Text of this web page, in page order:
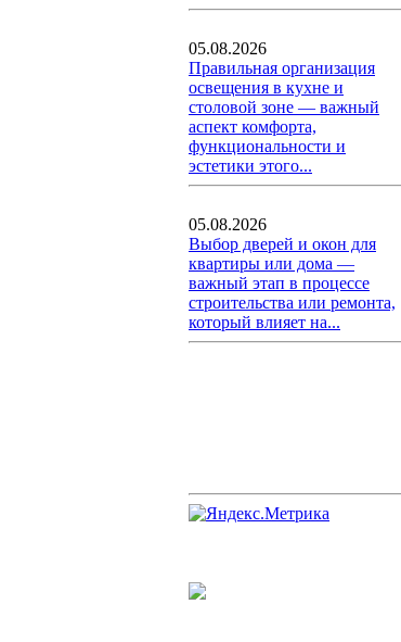
05.08.2026
Правильная организация
освещения в кухне и
столовой зоне — важный
аспект комфорта,
функциональности и
эстетики этого...
05.08.2026
Выбор дверей и окон для
квартиры или дома —
важный этап в процессе
строительства или ремонта,
который влияет на...